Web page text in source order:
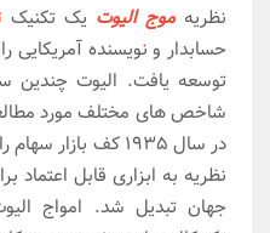
نظریهموج الیوت یک تکنیک
توسعه یافت. الیوت چندین
شاخص های مختلف مورد
در سال 1935 کف
نظریه به ابزاری قابل
جهان تبدیل شد. امواج